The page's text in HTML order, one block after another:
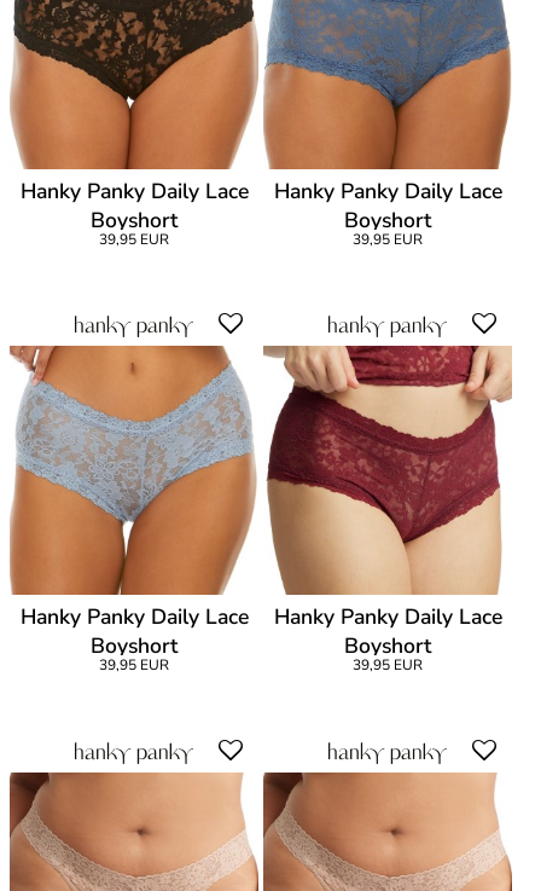
Hanky Panky Daily Lace
Boyshort
39,95 EUR
Hanky Panky Daily Lace
Boyshort
39,95 EUR
Hanky Panky Daily Lace
Boyshort
39,95 EUR
Hanky Panky Daily Lace
Boyshort
39,95 EUR